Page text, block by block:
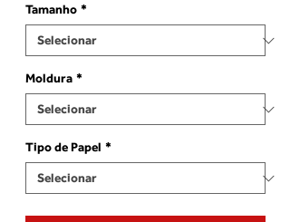
Tamanho *
Moldura *
Tipo de Papel *